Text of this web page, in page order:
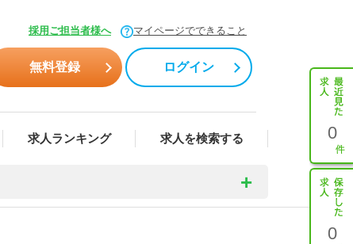
採用ご担当者様へ マイページでできること
無料登録 ログイン
求人ランキング 求人を検索する 0
0